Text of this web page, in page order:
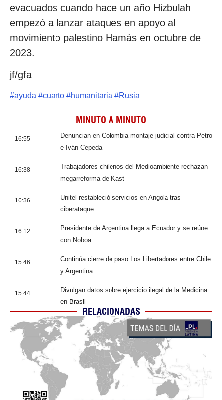
evacuados cuando hace un año Hizbulah
empezó a lanzar ataques en apoyo al
movimiento palestino Hamás en octubre de
2023.
jf/gfa
#ayuda #cuarto #humanitaria #Rusia
MINUTO A MINUTO
16:55
Denuncian en Colombia montaje judicial contra Petro
e Iván Cepeda
16:38
Trabajadores chilenos del Medioambiente rechazan
megarreforma de Kast
16:36
Unitel restableció servicios en Angola tras
ciberataque
16:12
Presidente de Argentina llega a Ecuador y se reúne
con Noboa
15:46
Continúa cierre de paso Los Libertadores entre Chile
y Argentina
15:44
Divulgan datos sobre ejercicio ilegal de la Medicina
en Brasil
RELACIONADAS